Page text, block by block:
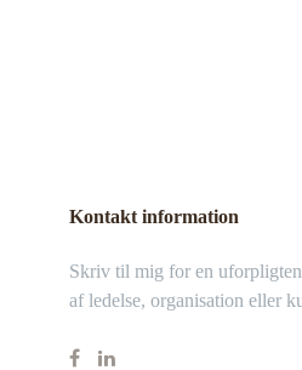
Kontakt information
Skriv til mig for en
af ledelse, organisation eller